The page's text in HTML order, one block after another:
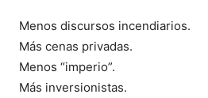
Menos discursos incendiarios.
Más cenas privadas.
Menos “imperio”.
Más inversionistas.